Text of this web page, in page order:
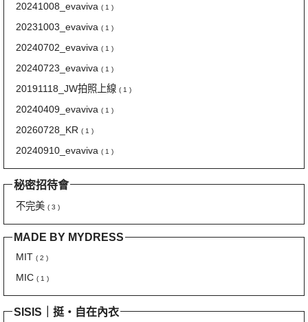
20241008_evaviva ( 1 )
20231003_evaviva ( 1 )
20240702_evaviva ( 1 )
20240723_evaviva ( 1 )
20191118_JW拍照上線 ( 1 )
20240409_evaviva ( 1 )
20260728_KR ( 1 )
20240910_evaviva ( 1 )
秘密招待會
不完美 ( 3 )
MADE BY MYDRESS
MIT ( 2 )
MIC ( 1 )
SISIS｜挺‧自在內衣